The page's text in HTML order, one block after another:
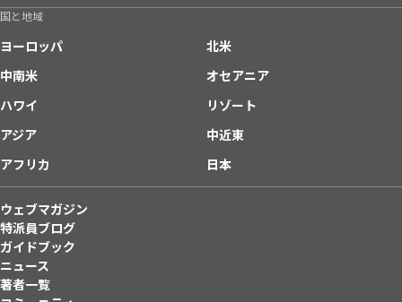
国と地域
ヨーロッパ
北米
中南米
オセアニア
ハワイ
リゾート
アジア
中近東
アフリカ
日本
ウェブマガジン
特派員ブログ
ガイドブック
ニュース
著者一覧